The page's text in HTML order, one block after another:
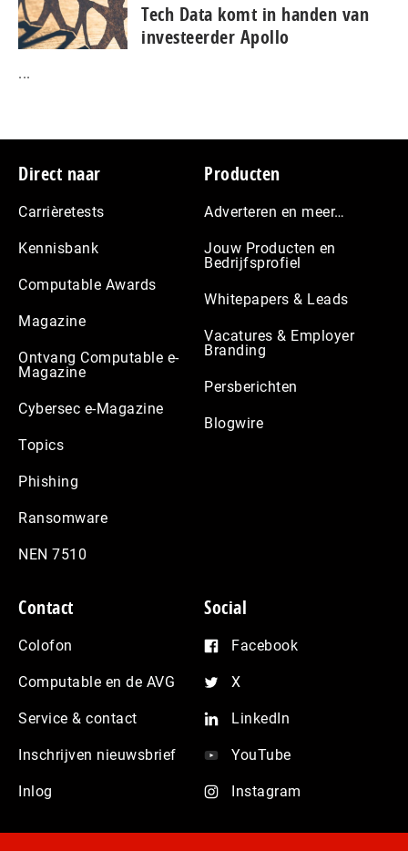
Tech Data komt in handen van
investeerder Apollo
...
Footer
Direct naar
Carrièretests
Kennisbank
Computable Awards
Magazine
Ontvang Computable e-
Magazine
Cybersec e-Magazine
Topics
Phishing
Ransomware
NEN 7510
Producten
Adverteren en meer…
Jouw Producten en
Bedrijfsprofiel
Whitepapers & Leads
Vacatures & Employer
Branding
Persberichten
Blogwire
Contact
Colofon
Computable en de AVG
Service & contact
Inschrijven nieuwsbrief
Inlog
Social
Facebook
X
LinkedIn
YouTube
Instagram